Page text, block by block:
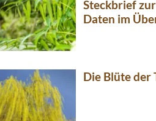
Steckbrief
Daten im
Die Blüte der